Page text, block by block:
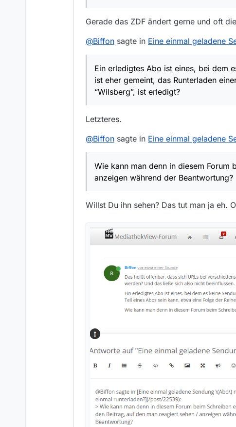
Gerade das ZDF ändert gerne und oft
@Biffon sagte in Eine einmal geladene
Ein erledigtes Abo ist eines, bei dem
ist eher gemeint, das Runterladen
“Wilsberg”, ist erledigt?
Letzteres.
@Biffon sagte in Eine einmal geladene
Wie kann man denn in diesem Forum
anzeigen während der Beantwortung?
Willst Du ihn sehen? Das tut man ja eh.